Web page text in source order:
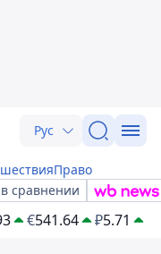
Рус
Право
сравнении
€541.64 ₽5.71